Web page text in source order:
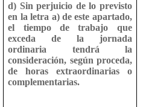
d) Sin perjuicio de lo previsto
en la letra a) de este apartado,
el tiempo de trabajo que
exceda de la jornada
ordinaria tendrá la
consideración, según proceda,
de horas extraordinarias o
complementarias.